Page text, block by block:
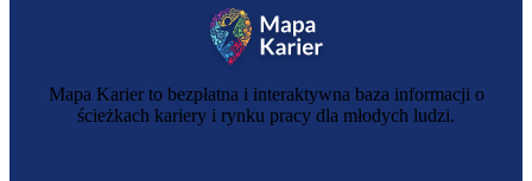
Mapa Karier to bezpłatna i interaktywna baza informacji o
ścieżkach kariery i rynku pracy dla młodych ludzi.